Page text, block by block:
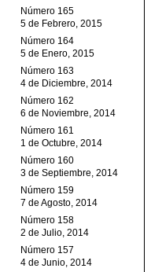
Número 165
5 de Febrero, 2015
Número 164
5 de Enero, 2015
Número 163
4 de Diciembre, 2014
Número 162
6 de Noviembre, 2014
Número 161
1 de Octubre, 2014
Número 160
3 de Septiembre, 2014
Número 159
7 de Agosto, 2014
Número 158
2 de Julio, 2014
Número 157
4 de Junio, 2014